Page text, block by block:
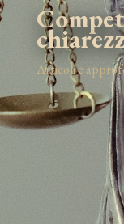
Articoli e